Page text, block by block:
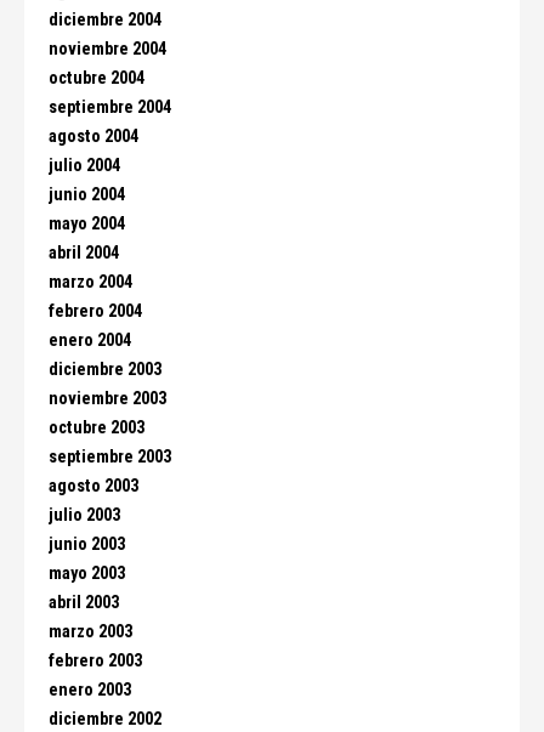
diciembre 2004
noviembre 2004
octubre 2004
septiembre 2004
agosto 2004
julio 2004
junio 2004
mayo 2004
abril 2004
marzo 2004
febrero 2004
enero 2004
diciembre 2003
noviembre 2003
octubre 2003
septiembre 2003
agosto 2003
julio 2003
junio 2003
mayo 2003
abril 2003
marzo 2003
febrero 2003
enero 2003
diciembre 2002